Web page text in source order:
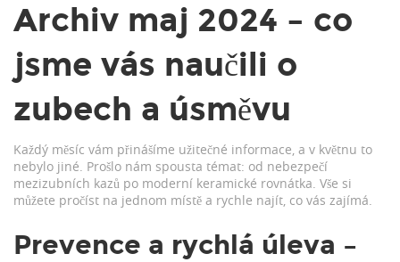
Archiv maj 2024 – co
jsme vás naučili o
zubech a úsměvu
Každý měsíc vám přinášíme užitečné informace, a v květnu to
nebylo jiné. Prošlo nám spousta témat: od nebezpečí
mezizubních kazů po moderní keramické rovnátka. Vše si
můžete pročíst na jednom místě a rychle najít, co vás zajímá.
Prevence a rychlá úleva –